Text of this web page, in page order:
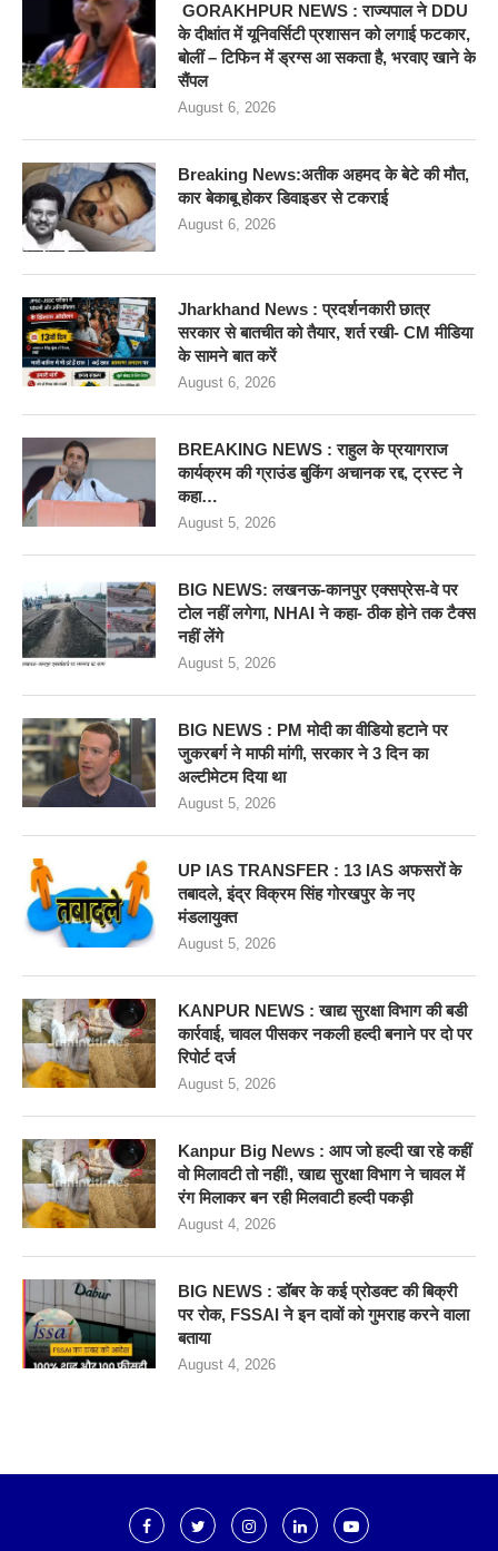
GORAKHPUR NEWS : राज्यपाल ने DDU
के दीक्षांत में यूनिवर्सिटी प्रशासन को लगाई फटकार,
बोलीं – टिफिन में ड्रग्स आ सकता है, भरवाए खाने के
सैंपल
August 6, 2026
Breaking News:अतीक अहमद के बेटे की मौत,
कार बेकाबू होकर डिवाइडर से टकराई
August 6, 2026
Jharkhand News : प्रदर्शनकारी छात्र
सरकार से बातचीत को तैयार, शर्त रखी- CM मीडिया
के सामने बात करें
August 6, 2026
BREAKING NEWS : राहुल के प्रयागराज
कार्यक्रम की ग्राउंड बुकिंग अचानक रद्द, ट्रस्ट ने
कहा…
August 5, 2026
BIG NEWS: लखनऊ-कानपुर एक्सप्रेस-वे पर
टोल नहीं लगेगा, NHAI ने कहा- ठीक होने तक टैक्स
नहीं लेंगे
August 5, 2026
BIG NEWS : PM मोदी का वीडियो हटाने पर
जुकरबर्ग ने माफी मांगी, सरकार ने 3 दिन का
अल्टीमेटम दिया था
August 5, 2026
UP IAS TRANSFER : 13 IAS अफसरों के
तबादले, इंद्र विक्रम सिंह गोरखपुर के नए
मंडलायुक्त
August 5, 2026
KANPUR NEWS : खाद्य सुरक्षा विभाग की बडी
कार्रवाई, चावल पीसकर नकली हल्दी बनाने पर दो पर
रिपोर्ट दर्ज
August 5, 2026
Kanpur Big News : आप जो हल्दी खा रहे कहीं
वो मिलावटी तो नहीं!, खाद्य सुरक्षा विभाग ने चावल में
रंग मिलाकर बन रही मिलवाटी हल्दी पकड़ी
August 4, 2026
BIG NEWS : डॉबर के कई प्रोडक्ट की बिक्री
पर रोक, FSSAI ने इन दावों को गुमराह करने वाला
बताया
August 4, 2026